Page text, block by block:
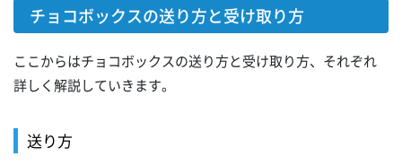
チョコボックスの送り方と受け取り方
ここからはチョコボックスの送り方と受け取り方、それぞれ
詳しく解説していきます。
送り方